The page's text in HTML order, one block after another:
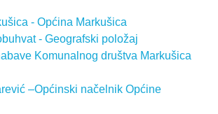
- Općina Markušica
- Geografski položaj
Komunalnog društva Markušica
–Općinski načelnik Općine